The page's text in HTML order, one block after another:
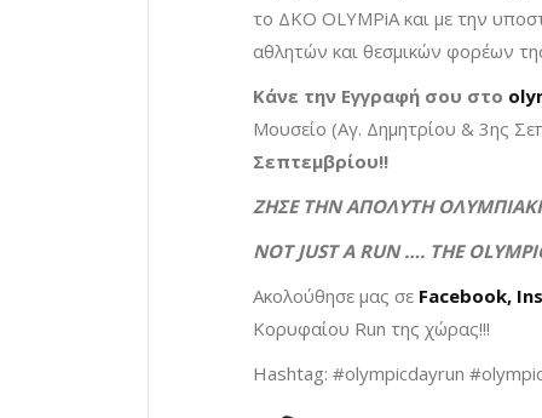
το ΔΚΟ OLYMPiA και με την
αθλητών και θεσμικών φορέων
Κάνε την Εγγραφή σου στο
Μουσείο (Αγ. Δημητρίου & 3ης
Σεπτεμβρίου!!
ΖΗΣΕ ΤΗΝ ΑΠΟΛΥΤΗ
NOTJUSTA RUN…. THE O
Ακολούθησε μας σε Facebook,
Κορυφαίου Run της χώρας!!!
Hashtag: #olympicdayrun